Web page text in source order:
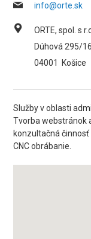
info@orte.sk
ORTE, spol. s
Dúhová 295/16
04001
Košice
Služby v oblasti
Tvorba webstránok
konzultačná činnosť
CNC obrábanie.